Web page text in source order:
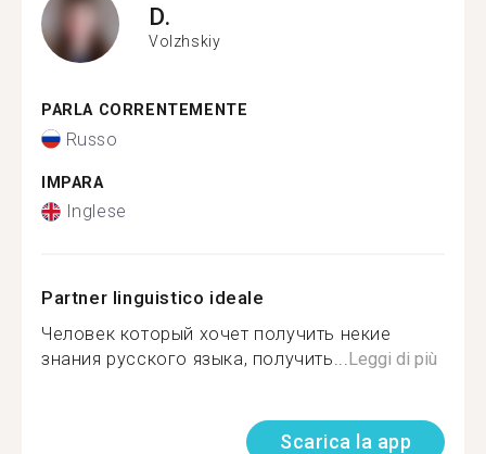
D.
Volzhskiy
PARLA CORRENTEMENTE
Russo
IMPARA
Inglese
Partner linguistico ideale
Человек который хочет получить некие
знания русского языка, получить...Leggi di più
Scarica la app